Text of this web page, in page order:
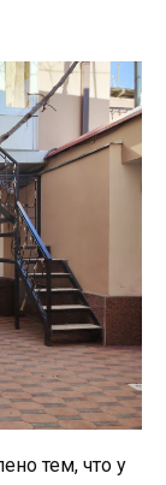
тем, что у